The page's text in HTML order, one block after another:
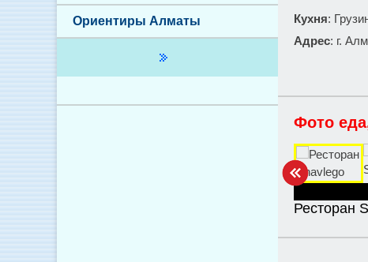
Кухня:
Адрес: г.
Фото
Ресторан
Ориентиры Алматы